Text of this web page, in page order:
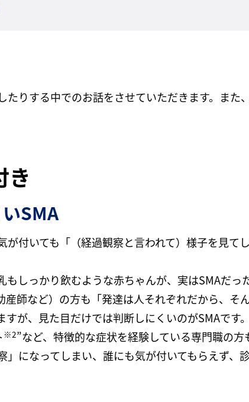
りする中でのお話をさせていただきます。また
き
SMA
付いても「（経過観察と言われて）様子を見て
しっかり飲むような赤ちゃんが、実はSMAだ
師など）の方も「発達は人それぞれだから、そ
が、見た目だけでは判断しにくいのがSMAです
※2”など、特徴的な症状を経験している専門職の方
になってしまい、誰にも気が付いてもらえず、